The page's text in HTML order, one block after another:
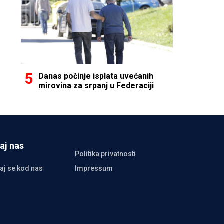
Danas počinje isplata uvećanih
mirovina za srpanj u Federaciji
nas
Politika privatnosti
se kod nas
Impressum